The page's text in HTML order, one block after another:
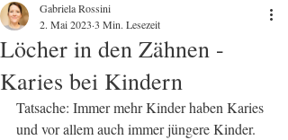
Löcher in den Zähnen -
Karies bei Kindern
Gabriela Rossini
2. Mai 2023 3 Min. Lesezeit
Tatsache: Immer mehr Kinder haben Karies
und vor allem auch immer jüngere Kinder.